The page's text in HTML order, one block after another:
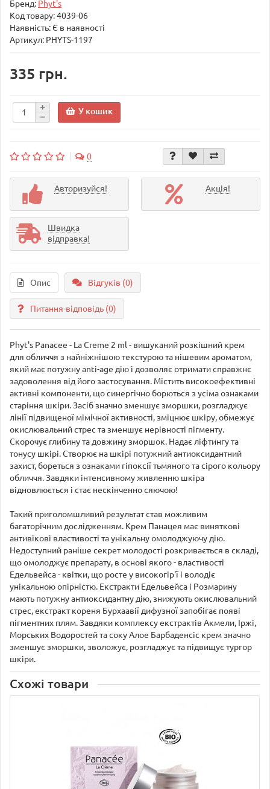
Бренд: Phyt's
Код товару:4039-06
Наявність: Є в наявності
Артикул: PHYTS-1197
335 грн.
У кошик
0
Авторизуйся! Акція!
Швидка
відправка!
Опис Відгуків (0)
Питання-відповідь (0)
Phyt's Panacee - La Creme 2 ml - вишуканий розкішний крем
для обличчя з найніжнішою текстурою та нішевим ароматом,
який має потужну anti-age дію і дозволяє отримати справжнє
задоволення від його застосування. Містить високоефективні
активні компоненти, що синергічно борються з усіма ознаками
старіння шкіри. Засіб значно зменшує зморшки, розгладжує
лінії підвищеної мімічної активності, зміцнює шкіру, обмежує
окислювальний стрес та зменшує нерівності пігменту.
Скорочує глибину та довжину зморшок. Надає ліфтингу та
тонусу шкірі. Створює на шкірі потужний антиоксидантний
захист, бореться з ознаками гіпоксії тьмяного та сірого кольору
обличчя. Завдяки інтенсивному живленню шкіра
відновлюється і стає нескінченно сяючою!
Такий приголомшливий результат став можливим
багаторічним дослідженням. Крем Панацея має виняткові
антивікові властивості та унікальну омолоджуючу дію.
Недоступний раніше секрет молодості розкривається в складі,
що омолоджує препарату, в основі якого - властивості
Едельвейса - квітки, що росте у високогір'ї і володіє
унікальною опірністю. Екстракти Едельвейса і Розмарину
мають потужну антиоксидантну дію, знижують окислювальний
стрес, екстракт кореня Бурхаавії дифузної запобігає появі
пігментних плям. Завдяки комплексу екстрактів Акмели, Іржі,
Морських Водоростей та соку Алое Барбаденсіс крем значно
зменшує зморшки, зволожує, розгладжує та підвищує тургор
шкіри.
Схожі товари